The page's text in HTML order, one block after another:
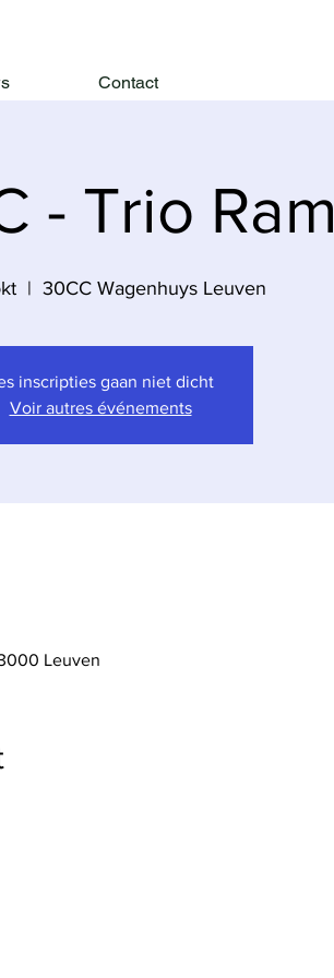
Contact
- Trio Ram
  |
30CC Wagenhuys Leuven
inscripties gaan niet dicht
Voir autres événements
Leuven